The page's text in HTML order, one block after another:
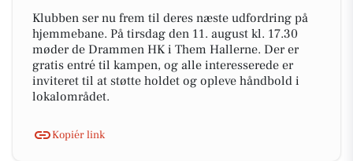
Klubben ser nu frem til deres næste udfordring på
hjemmebane. På tirsdag den 11. august kl. 17.30
møder de Drammen HK i Them Hallerne. Der er
gratis entré til kampen, og alle interesserede er
inviteret til at støtte holdet og opleve håndbold i
lokalområdet.
Kopiér link